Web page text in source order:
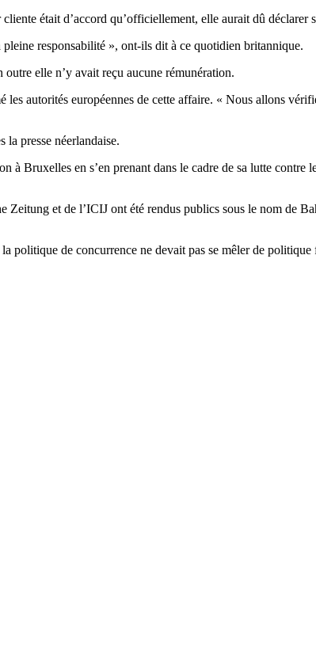
était d’accord qu’officiellement, elle aurait dû déclarer
responsabilité », ont-ils dit à ce quotidien britannique.
elle n’y avait reçu aucune rémunération.
autorités européennes de cette affaire. « Nous allons
la presse néerlandaise.
Bruxelles en s’en prenant dans le cadre de sa lutte contre
et de l’ICIJ ont été rendus publics sous le nom de
politique de concurrence ne devait pas se mêler de politique